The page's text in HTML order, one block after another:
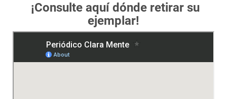
¡Consulte aquí dónde retirar su
ejemplar!